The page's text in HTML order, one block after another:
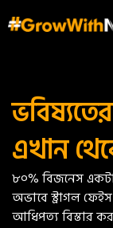
এখান
৮০% বিজনেস একটা
অভাবে স্ট্রাগল
আধিপত্য বিস্তার